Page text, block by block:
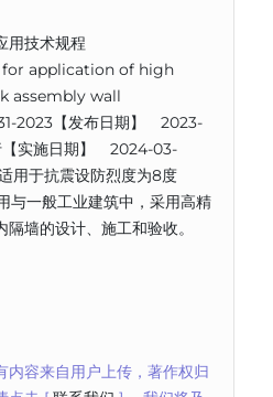
用技术规程
application of high
assembly wall
2023【发布日期】 2023-
实施日期】 2024-03-
用于抗震设防烈度为8度
与一般工业建筑中，采用高精
墙的设计、施工和验收。
内容来自用户上传，著作权归